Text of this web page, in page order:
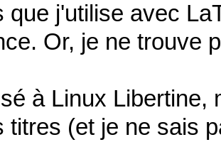
que j'utilise avec
Or, je ne trouve
à Linux Libertine,
titres (et je ne sais